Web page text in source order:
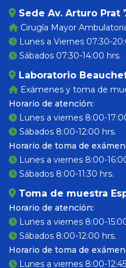
Sede Av. Arturo Prat
Cirugía Mayor
Lunes a Viernes 07:30-
Sábados 07:30-14:00 hrs.
Laboratorio
Exámenes y toma de
Horario de atención:
Lunes a viernes 8:00-
Sábados 8:00-12:00 hrs.
Horario de toma de
Lunes a viernes 8:00-
Sábados 8:00-11:30 hrs.
Toma de muestra
Horario de atención:
Lunes a viernes 8:00-
Sábados 8:00-12:00 hrs.
Horario de toma de
Lunes a viernes 8:00-12:45